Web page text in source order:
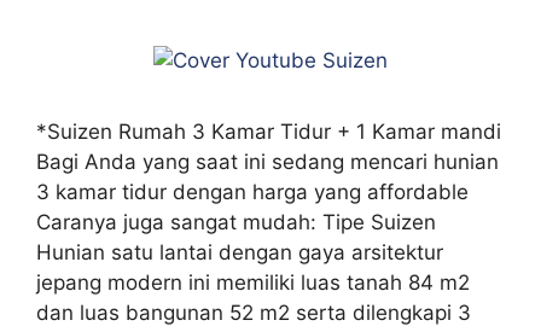
*Suizen Rumah 3 Kamar Tidur + 1 Kamar mandi
Bagi Anda yang saat ini sedang mencari hunian
3 kamar tidur dengan harga yang affordable
Caranya juga sangat mudah: Tipe Suizen
Hunian satu lantai dengan gaya arsitektur
jepang modern ini memiliki luas tanah 84 m2
dan luas bangunan 52 m2 serta dilengkapi 3